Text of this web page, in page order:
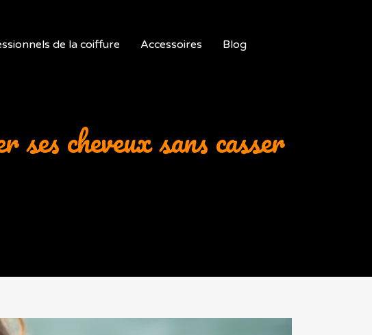
de la coiffure Accessoires Blog
cheveux sans casser